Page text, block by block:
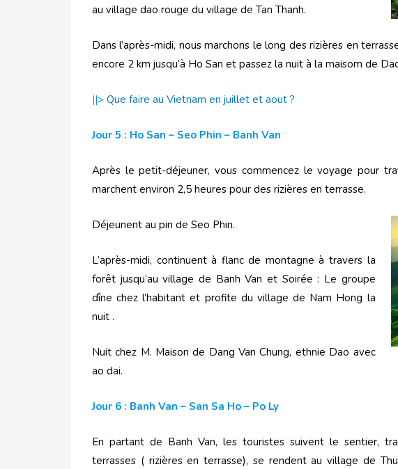
au village dao rouge du village de Tan Thanh.
Dans l’après-midi, nous marchons le long des rizières en
encore 2 km jusqu’à Ho San et passez la nuit à la maisom de
||> Que faire au Vietnam en juillet et aout ?
Jour 5 : Ho San – Seo Phin – Banh Van
Après le petit-déjeuner, vous commencez le voyage pour
marchent environ 2,5 heures pour des rizières en terrasse.
Déjeunent au pin de Seo Phin.
L’après-midi, continuent à flanc de montagne à travers la
forêt jusqu’au village de Banh Van et Soirée : Le groupe
dîne chez l’habitant et profite du village de Nam Hong la
nuit .
Nuit chez M. Maison de Dang Van Chung, ethnie Dao avec
ao dai.
Jour 6 : Banh Van – San Sa Ho – Po Ly
En partant de Banh Van, les touristes suivent le sentier,
terrasses ( rizières en terrasse), se rendent au village de